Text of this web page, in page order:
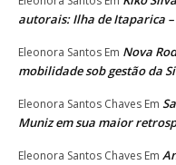
autorais: Ilha de Itaparica
Eleonora Santos Em Nova
mobilidade sob gestão da
Eleonora Santos Chaves Em
Muniz em sua maior
Eleonora Santos Chaves Em